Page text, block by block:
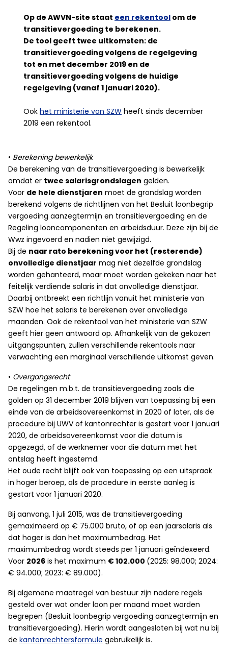
Op de AWVN-site staat een rekentool om de
transitievergoeding te berekenen.
De tool geeft twee uitkomsten: de
transitievergoeding volgens de regelgeving
tot en met december 2019 en de
transitievergoeding volgens de huidige
regelgeving (vanaf 1 januari 2020).
Ook het ministerie van SZW heeft sinds december
2019 een rekentool.
• Berekening bewerkelijk
De berekening van de transitievergoeding is bewerkelijk
omdat er twee salarisgrondslagen gelden.
Voor de hele dienstjaren moet de grondslag worden
berekend volgens de richtlijnen van het Besluit loonbegrip
vergoeding aanzegtermijn en transitievergoeding en de
Regeling looncomponenten en arbeidsduur. Deze zijn bij de
Wwz ingevoerd en nadien niet gewijzigd.
Bij de naar rato berekening voor het (resterende)
onvolledige dienstjaar mag niet dezelfde grondslag
worden gehanteerd, maar moet worden gekeken naar het
feitelijk verdiende salaris in dat onvolledige dienstjaar.
Daarbij ontbreekt een richtlijn vanuit het ministerie van
SZW hoe het salaris te berekenen over onvolledige
maanden. Ook de rekentool van het ministerie van SZW
geeft hier geen antwoord op. Afhankelijk van de gekozen
uitgangspunten, zullen verschillende rekentools naar
verwachting een marginaal verschillende uitkomst geven.
• Overgangsrecht
De regelingen m.b.t. de transitievergoeding zoals die
golden op 31 december 2019 blijven van toepassing bij een
einde van de arbeidsovereenkomst in 2020 of later, als de
procedure bij UWV of kantonrechter is gestart voor 1 januari
2020, de arbeidsovereenkomst voor die datum is
opgezegd, of de werknemer voor die datum met het
ontslag heeft ingestemd.
Het oude recht blijft ook van toepassing op een uitspraak
in hoger beroep, als de procedure in eerste aanleg is
gestart voor 1 januari 2020.
Bij aanvang, 1 juli 2015, was de transitievergoeding
gemaximeerd op € 75.000 bruto, of op een jaarsalaris als
dat hoger is dan het maximumbedrag. Het
maximumbedrag wordt steeds per 1 januari geïndexeerd.
Voor 2026 is het maximum € 102.000 (2025: 98.000; 2024:
€ 94.000; 2023: € 89.000).
Bij algemene maatregel van bestuur zijn nadere regels
gesteld over wat onder loon per maand moet worden
begrepen (Besluit loonbegrip vergoeding aanzegtermijn en
transitievergoeding). Hierin wordt aangesloten bij wat nu bij
de kantonrechtersformule gebruikelijk is.